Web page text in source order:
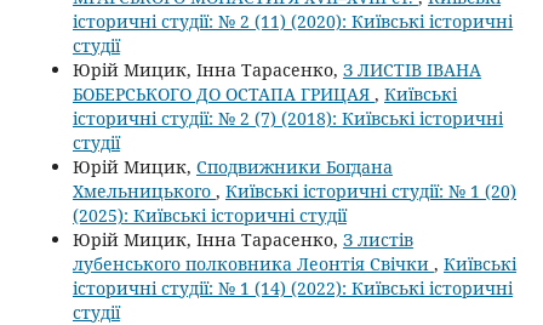
історичні студії: № 2 (11) (2020): Київські історичні
студії
Юрій Мицик, Інна Тарасенко, З ЛИСТІВ ІВАНА
БОБЕРСЬКОГО ДО ОСТАПА ГРИЦАЯ , Київські
історичні студії: № 2 (7) (2018): Київські історичні
студії
Юрій Мицик, Сподвижники Богдана
Хмельницького , Київські історичні студії: № 1 (20)
(2025): Київські історичні студії
Юрій Мицик, Інна Тарасенко, З листів
лубенського полковника Леонтія Свічки , Київські
історичні студії: № 1 (14) (2022): Київські історичні
студії